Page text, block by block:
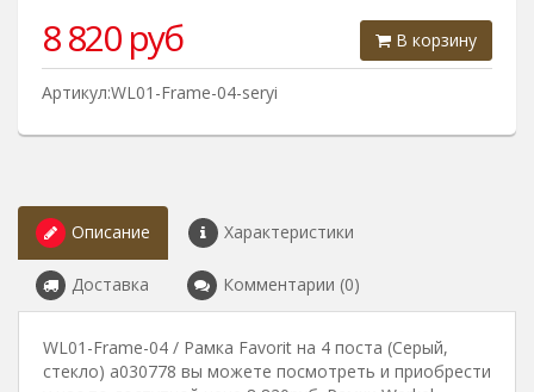
В корзину
8 820руб
Артикул:WL01-Frame-04-seryi
Описание Характеристики
Доставка Комментарии (0)
WL01-Frame-04 / Рамка Favorit на 4 поста (Серый,
стекло) a030778 вы можете посмотреть и приобрести